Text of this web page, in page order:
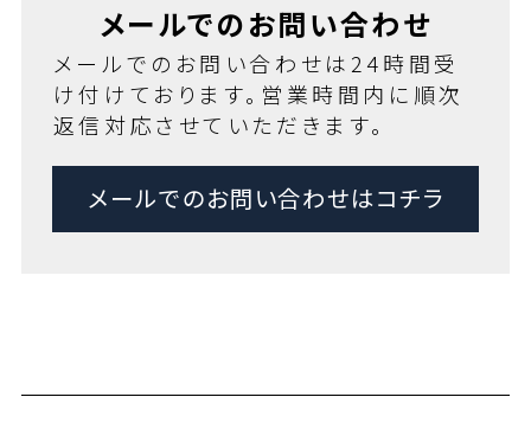
メールでのお問い合わせ
メールでのお問い合わせは24時間受
け付けております。営業時間内に順次
返信対応させていただきます。
メールでのお問い合わせはコチラ